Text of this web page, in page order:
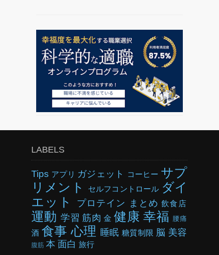
LABELS
Tips アプリ ガジェット コーヒー サプ
リメント
セルフコントロール ダイ
エット
プロテイン まとめ飲食店
運動学習筋肉金健康幸福 腰痛
酒 食事心理 睡眠糖質制限 脳 美容
腹筋 本 面白 旅行